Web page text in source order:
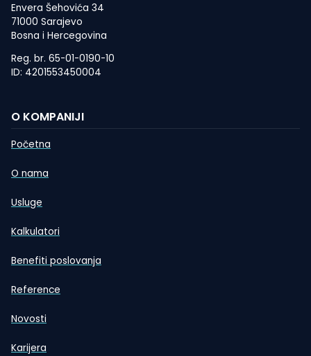
Envera Šehovića 34
71000 Sarajevo
Bosna i Hercegovina
Reg. br. 65-01-0190-10
ID: 4201553450004
O KOMPANIJI
Početna
O nama
Usluge
Kalkulatori
Benefiti poslovanja
Reference
Novosti
Karijera